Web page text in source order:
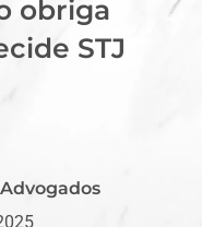
obriga
STJ